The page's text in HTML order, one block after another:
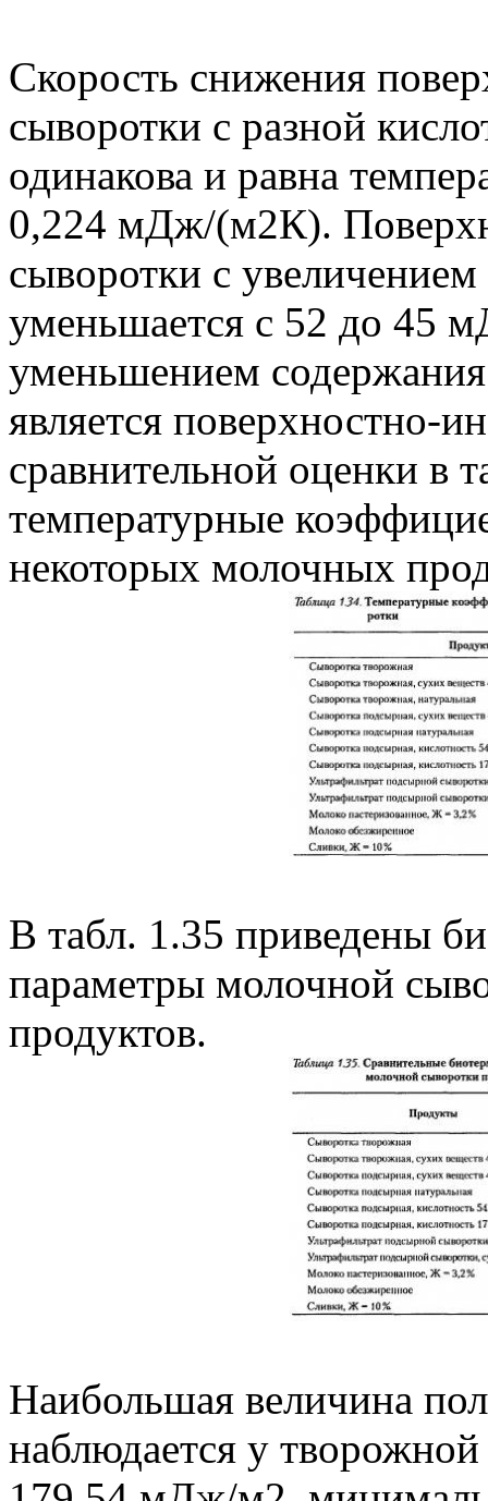
Скорость снижения
сыворотки с разной
одинакова и равна
0,224 мДж/(м2К).
сыворотки с
уменьшается с 52 до 45
уменьшением содержания
является поверхностно-
сравнительной оценки в
температурные
некоторых молочных
В табл. 1.35 приведены
параметры молочной
продуктов.
Наибольшая величина
наблюдается у творожной